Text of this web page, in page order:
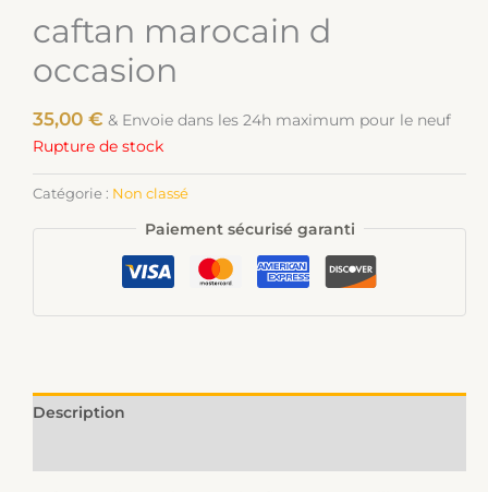
caftan marocain d
occasion
35,00 € & Envoie dans les 24h maximum pour le neuf
Rupture de stock
Catégorie : Non classé
Paiement sécurisé garanti
Description